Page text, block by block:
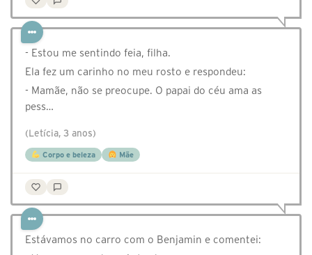
- Estou me sentindo feia, filha.
Ela fez um carinho no meu rosto e respondeu:
- Mamãe, não se preocupe. O papai do céu ama as
pess…
(Letícia, 3 anos)
Corpo e beleza Mãe
Estávamos no carro com o Benjamin e comentei: